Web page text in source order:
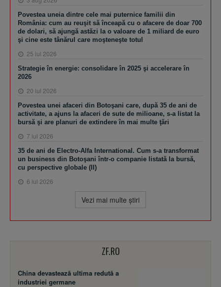
Povestea uneia dintre cele mai puternice familii din
România: cum au reuşit să înceapă cu o afacere de doar 700
de dolari, să ajungă astăzi la o valoare de 1 miliard de euro
şi cine este tânărul care moşteneşte totul
25 iul 2026
Strategie în energie: consolidare în 2025 şi accelerare în
2026
20 iul 2026
Povestea unei afaceri din Botoşani care, după 35 de ani de
activitate, a ajuns la afaceri de sute de milioane, s-a listat la
bursă şi are planuri de extindere în mai multe ţări
7 iul 2026
35 de ani de Electro-Alfa International. Cum s-a transformat
un business din Botoşani într-o companie listată la bursă,
cu perspective globale (II)
6 iul 2026
Vezi mai multe ştiri
ZF.RO
China devastează ultima redută a
industriei germane